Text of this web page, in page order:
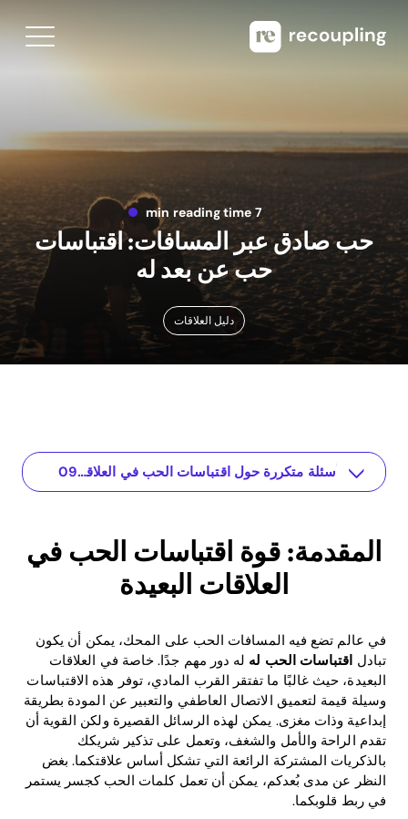
7 min reading time
حب صادق عبر المسافات: اقتباسات
حب عن بعد له
دليل العلاقات
المقدمة: قوة اقتباسات الحب في العلاقات البعيدة
The app for your relationship
أهمية اقتباسات الحب في العلاقات البعيدة
اقتباسات حب فعالة لمناسبات مختلفة
كيف تسهل اقتباسات الحب التواصل
رؤى علمية وأمثلة تطبيقية
العائد على الاستثمار من خلال الترابط العاطفي
ملخص وخاتمة
أسئلة متكررة حول اقتباسات الحب في العلاقات البعيدة
المقدمة: قوة اقتباسات الحب في
العلاقات البعيدة
في عالم تضع فيه المسافات الحب على المحك، يمكن أن يكون
تبادل اقتباسات الحب له له دور مهم جدًا. خاصة في العلاقات
البعيدة، حيث غالبًا ما تفتقر القرب المادي، توفر هذه الاقتباسات
وسيلة قيمة لتعميق الاتصال العاطفي والتعبير عن المودة بطريقة
إبداعية وذات مغزى. يمكن لهذه الرسائل القصيرة ولكن القوية أن
تقدم الراحة والأمل والشغف، وتعمل على تذكير شريكك
بالذكريات المشتركة الرائعة التي تشكل أساس علاقتكما. بغض
النظر عن مدى بُعدكم، يمكن أن تعمل كلمات الحب كجسر يستمر
في ربط قلوبكما.